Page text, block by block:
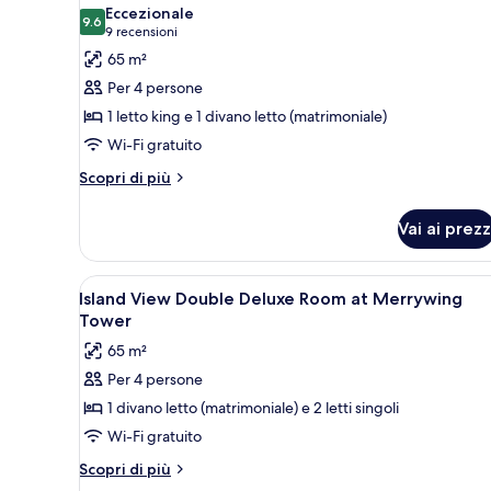
le
foto
per
Island
View
King
Deluxe
Merrywing
Tower
9.69.6 su 10
Eccezionale
9 recensioni
(9
recensioni)
65 m²
Per 4 persone
1 letto king e 1 divano letto (matrimoniale)
Wi-Fi gratuito
Scopri di più
Altri
View
King
Deluxe
Room
Merrywing
Tower
Vai ai
Apri
tutte
le
foto
per
Island
View
Double
Una moderna camera
7
Island View Double Deluxe Room at Merrywing
Tower
65 m²
Per 4 persone
1 divano letto (matrimoniale) e 2 letti singoli
Wi-Fi gratuito
Scopri di più
Altri